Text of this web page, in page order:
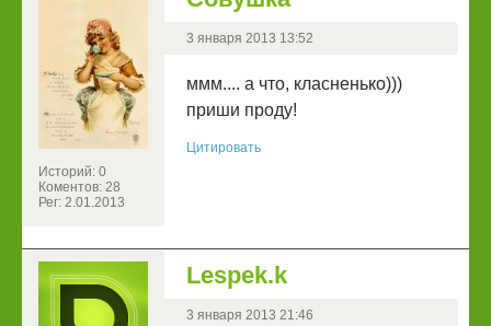
Историй: 0
Коментов: 28
Рег: 2.01.2013
3 января 2013 13:52
ммм.... а что, класненько)))
приши проду!
Цитировать
Lespek.k
3 января 2013 21:46